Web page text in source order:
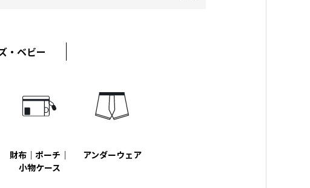
・ベビー
財布｜ポーチ｜
小物ケース
アンダーウェア